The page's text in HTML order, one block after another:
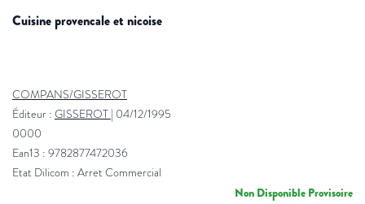
cuisine provencale et nicoise
COMPANS/GISSEROT
Éditeur : GISSEROT | 04/12/1995
0000
Ean13 : 9782877472036
Etat Dilicom : Arret Commercial
Non Disponible Provisoire